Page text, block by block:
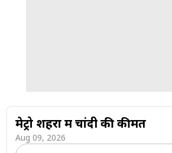
मेट्रो शहरों में चांदी की कीमतें
Aug 09, 2026